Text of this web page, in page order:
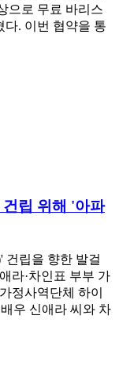
으로 무료 바리스
다. 이번 협약을 통
립 위해 '아파
건립을 향한 발걸
라·차인표 부부 가
정사역단체 하이
우 신애라 씨와 차